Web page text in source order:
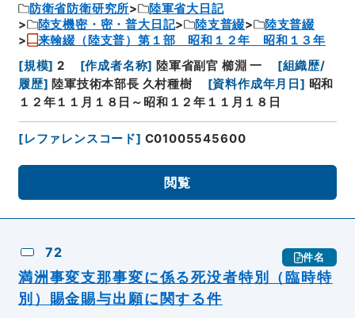
防衛省防衛研究所
陸軍省大日記
陸支機密・密・普大日記
陸支普綴
陸支普綴
来翰綴（陸支普）第１部 昭和１２年 昭和１３年
[規模] 2 [作成者名称] 陸軍省副官 櫛淵 一 [組織歴/
履歴] 陸軍技術本部長 久村種樹 [資料作成年月日] 昭和
１２年１１月１８日～昭和１２年１１月１８日
[レファレンスコード] C01005545600
閲覧
72 件名
満洲事変支那事変に係る死没者特別（臨時特
別）賜金賜与出願に関する件